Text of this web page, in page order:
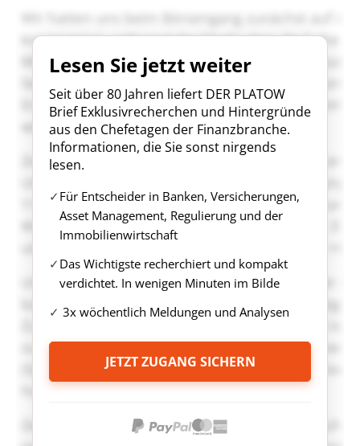
Lesen Sie jetzt weiter
Seit über 80 Jahren liefert DER PLATOW
Brief Exklusivrecherchen und Hintergründe
aus den Chefetagen der Finanzbranche.
Informationen, die Sie sonst nirgends
lesen.
Für Entscheider in Banken, Versicherungen,
Asset Management, Regulierung und der
Immobilienwirtschaft
Das Wichtigste recherchiert und kompakt
verdichtet. In wenigen Minuten im Bilde
3x wöchentlich Meldungen und Analysen
JETZT ZUGANG SICHERN